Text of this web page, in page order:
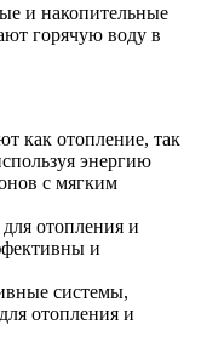
и накопительные
горячую воду в
как отопление, так
энергию
с мягким
отопления и
и
системы,
отопления и